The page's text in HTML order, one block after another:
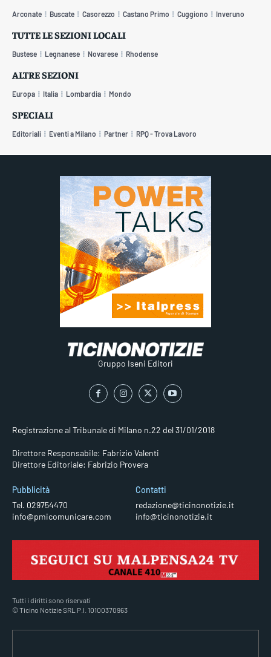
Arconate Buscate Casorezzo Castano Primo Cuggiono Inveruno
TUTTE LE SEZIONI LOCALI
Bustese Legnanese Novarese Rhodense
ALTRE SEZIONI
Europa Italia Lombardia Mondo
SPECIALI
Editoriali Eventi a Milano Partner RPQ - Trova Lavoro
Gruppo Iseni Editori
Registrazione al Tribunale di Milano n.22 del 31/01/2018
Direttore Responsabile: Fabrizio Valenti
Direttore Editoriale: Fabrizio Provera
Pubblicità
Tel. 029754470
info@pmicomunicare.com
Contatti
redazione@ticinonotizie.it
info@ticinonotizie.it
Tutti i diritti sono riservati
© Ticino Notizie SRL P.I. 10100370963